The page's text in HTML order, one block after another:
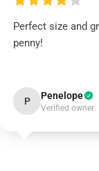
Perfect size and
penny!
P Penelope
Verified owner